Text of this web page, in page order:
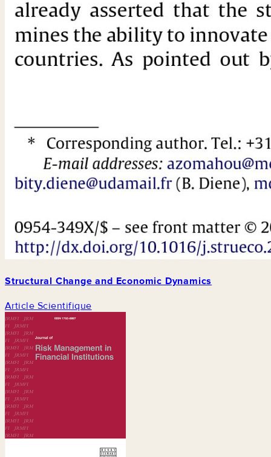
Structural Change and Economic Dynamics
Article Scientifique